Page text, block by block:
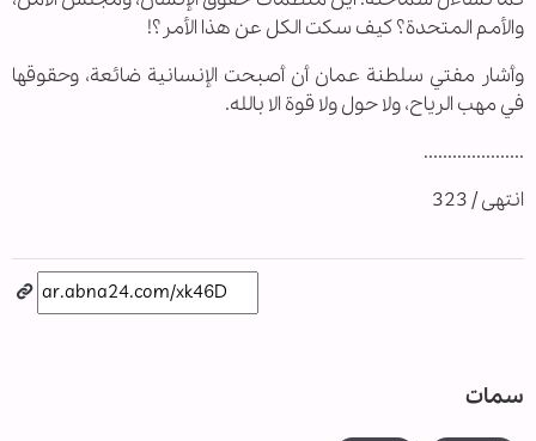
والأمم المتحدة؟ كيف سكت الكل عن هذا الأمر؟!
وأشار مفتي سلطنة عمان أن أصبحت الإنسانية ضائعة، وحقوقها
في مهب الرياح، ولا حول ولا قوة الا بالله.
.....................
انتهى / 323
سمات